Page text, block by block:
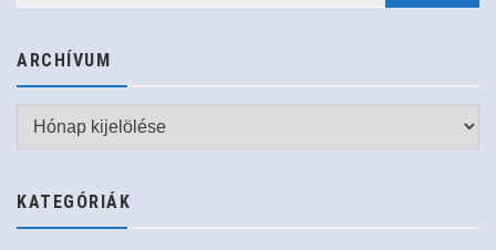
ARCHÍVUM
Archívum
KATEGÓRIÁK